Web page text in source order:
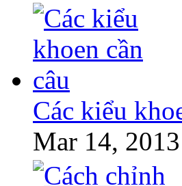
Các kiểu
Mar 14, 2013